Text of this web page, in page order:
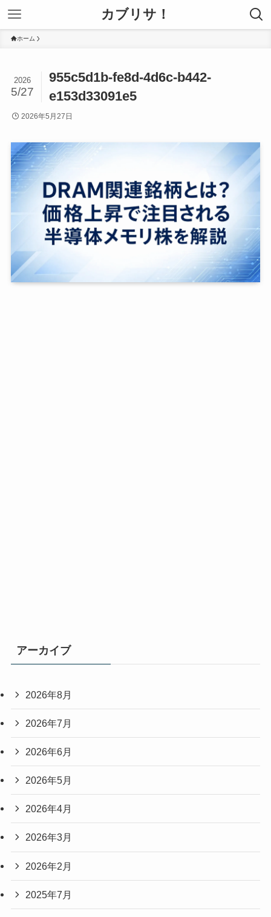
カブリサ！
ホーム
955c5d1b-fe8d-4d6c-b442-
e153d33091e5
2026
5/27
2026年5月27日
アーカイブ
2026年8月
2026年7月
2026年6月
2026年5月
2026年4月
2026年3月
2026年2月
2025年7月